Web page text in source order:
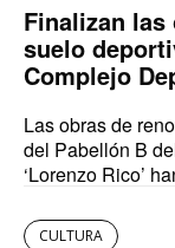
Finalizan las
suelo
Complejo
Las obras de
del Pabellón B
‘Lorenzo Rico’
CULTURA